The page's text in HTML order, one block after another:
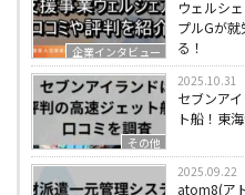
企業インタビュー
ウェルシ
プルGが
る！
その他
2025.10.31
セブンア
ト船！東
2025.09.22
atom8(ア